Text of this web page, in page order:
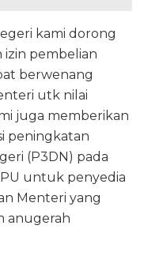
kami dorong
pembelian
berwenang
utk nilai
juga memberikan
peningkatan
(P3DN) pada
untuk penyedia
Menteri yang
anugerah